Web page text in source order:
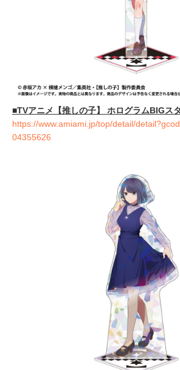
■TVアニメ【推しの子】 ホログラムBIGス
https://www.amiami.jp/top/detail/
04355626